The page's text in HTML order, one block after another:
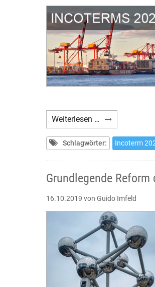
Weiterlesen … Incoterms
2020
(3)
Schlagwörter: Incoterm
Grundlegende
16.10.2019 von Guido Imfeld